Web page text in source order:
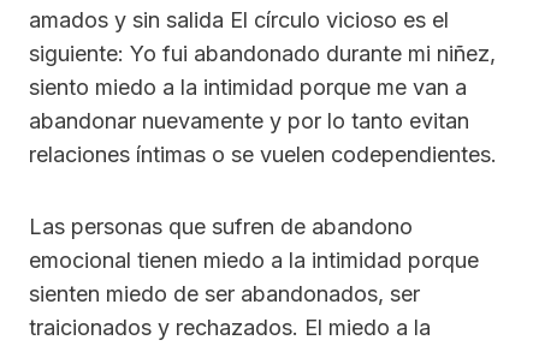
amados y sin salida El círculo vicioso es el
siguiente: Yo fui abandonado durante mi niñez,
siento miedo a la intimidad porque me van a
abandonar nuevamente y por lo tanto evitan
relaciones íntimas o se vuelen codependientes.
Las personas que sufren de abandono
emocional tienen miedo a la intimidad porque
sienten miedo de ser abandonados, ser
traicionados y rechazados. El miedo a la